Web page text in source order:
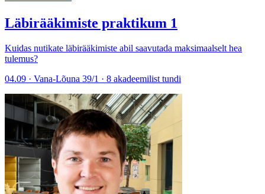
Läbirääkimiste praktikum 1
Kuidas nutikate läbirääkimiste abil saavutada maksimaalselt hea
tulemus?
04.09 · Vana-Lõuna 39/1 · 8 akadeemilist tundi